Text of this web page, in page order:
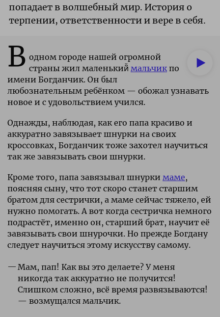
попадает в волшебный мир. История о
терпении, ответственности и вере в себя.
В одном городе нашей огромной
страны жил маленький̆ мальчикпо
имени Богданчик. Он был
любознательным ребёнком — обожал узнавать
новое и с удовольствием учился.
Однажды, наблюдая, как его папа красиво и
аккуратно завязывает шнурки на своих
кроссовках, Богданчик тоже захотел научиться
так же завязывать свои шнурки.
Кроме того, папа завязывал шнурки маме,
поясняя сыну, что тот скоро станет старшим
братом для сестрички, а маме сейчас тяжело, ей
нужно помогать. А вот когда сестричка немного
подрастёт, именно он, старший брат, научит её
завязывать свои шнурочки. Но прежде Богдану
следует научиться этому искусству самому.
Мам, пап! Как вы это делаете? У меня
никогда так аккуратно не получится!
Слишком сложно, всё время развязываются!
— возмущался мальчик.